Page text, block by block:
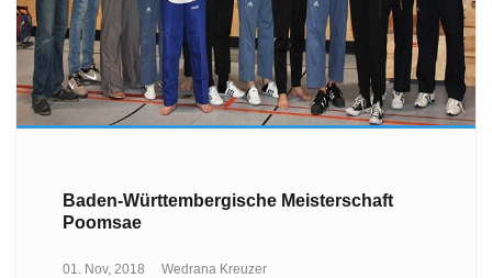
Baden-Württembergische Meisterschaft
Poomsae
01. Nov, 2018 Wedrana Kreuzer